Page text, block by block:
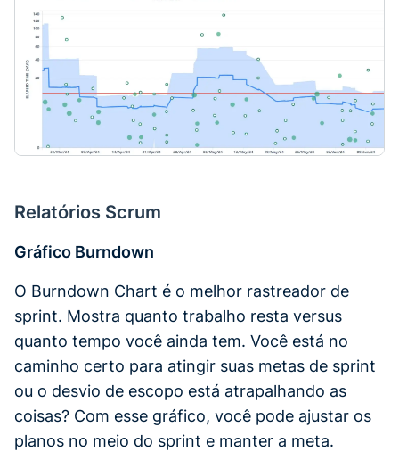
Relatórios Scrum
Gráfico Burndown
O Burndown Chart é o melhor rastreador de
sprint. Mostra quanto trabalho resta versus
quanto tempo você ainda tem. Você está no
caminho certo para atingir suas metas de sprint
ou o desvio de escopo está atrapalhando as
coisas? Com esse gráfico, você pode ajustar os
planos no meio do sprint e manter a meta.